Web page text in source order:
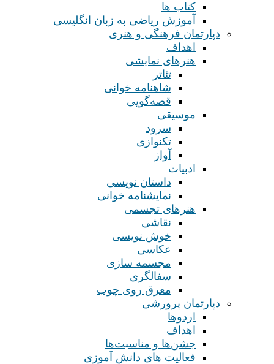
کتاب ها
آموزش ریاضی به زبان انگلیسی
دپارتمان فرهنگی و هنری
اهداف
هنرهای نمایشی
تئاتر
شاهنامه خوانی
قصه‌گویی
موسیقی
سرود
تکنوازی
آواز
ادبیات
داستان نویسی
نمایشنامه خوانی
هنرهای تجسمی
نقاشی
خوش نویسی
عکاسی
مجسمه سازی
سفالگری
معرق روی چوب
دپارتمان پرورشی
اردوها
اهداف
جشن‌ها و مناسبت‌ها
فعالیت های دانش آموزی